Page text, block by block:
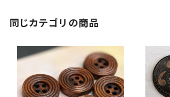
同じカテゴリの商品